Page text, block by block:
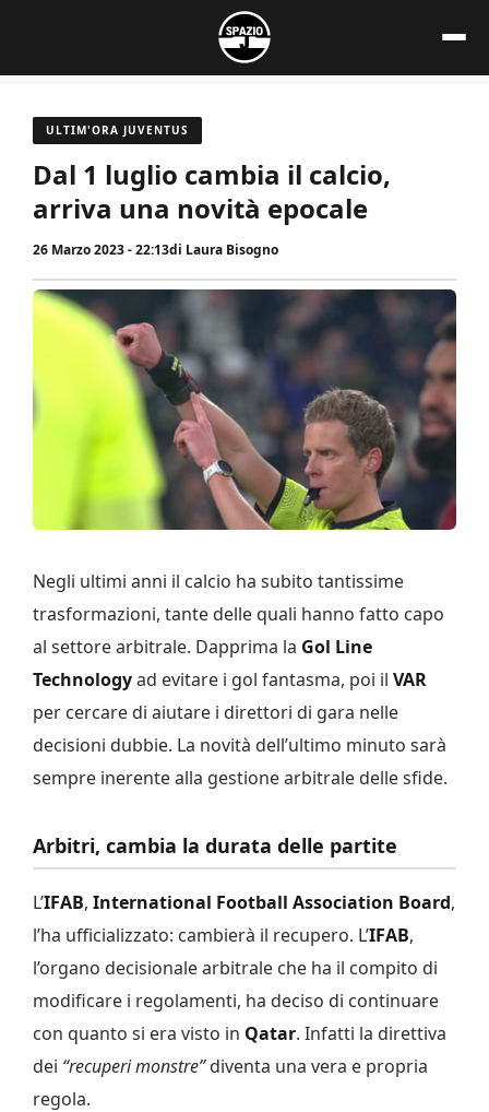
contenuto
ULTIM'ORA JUVENTUS
Dal 1 luglio cambia il calcio,
arriva una novità epocale
26 Marzo 2023 - 22:13di Laura Bisogno
Negli ultimi anni il calcio ha subito tantissime
trasformazioni, tante delle quali hanno fatto capo
al settore arbitrale. Dapprima la Gol Line
Technologyad evitare i gol fantasma, poi il VAR
per cercare di aiutare i direttori di gara nelle
decisioni dubbie. La novità dell’ultimo minuto sarà
sempre inerente alla gestione arbitrale delle sfide.
Arbitri, cambia la durata delle partite
L’IFAB, International Football Association Board,
l’ha ufficializzato: cambierà il recupero. L’IFAB,
l’organo decisionale arbitrale che ha il compito di
modificare i regolamenti, ha deciso di continuare
con quanto si era visto in Qatar. Infatti la direttiva
dei “recuperi monstre”diventa una vera e propria
regola.